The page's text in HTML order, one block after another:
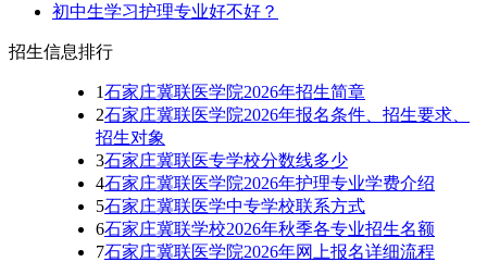
初中生学习护理专业好不好？
招生信息排行
1石家庄冀联医学院2026年招生简章
2石家庄冀联医学院2026年报名条件、招生要求、
招生对象
3石家庄冀联医专学校分数线多少
4石家庄冀联医学院2026年护理专业学费介绍
5石家庄冀联医学中专学校联系方式
6石家庄冀联学校2026年秋季各专业招生名额
7石家庄冀联医学院2026年网上报名详细流程